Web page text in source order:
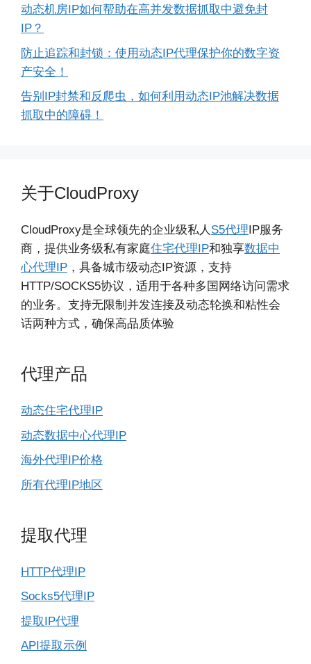
动态机房IP如何帮助在高并发数据抓取中避免封
IP？
防止追踪和封锁：使用动态IP代理保护你的数字资
产安全！
告别IP封禁和反爬虫，如何利用动态IP池解决数据
抓取中的障碍！
关于CloudProxy
CloudProxy是全球领先的企业级私人 S5代理IP服务
商，提供业务级私有家庭住宅代理IP和独享数据中
心代理IP ，具备城市级动态IP资源，支持
HTTP/SOCKS5协议，适用于各种多国网络访问需求
的业务。支持无限制并发连接及动态轮换和粘性会
话两种方式，确保高品质体验
代理产品
动态住宅代理IP
动态数据中心代理IP
海外代理IP价格
所有代理IP地区
提取代理
HTTP代理IP
Socks5代理IP
提取IP代理
API提取示例